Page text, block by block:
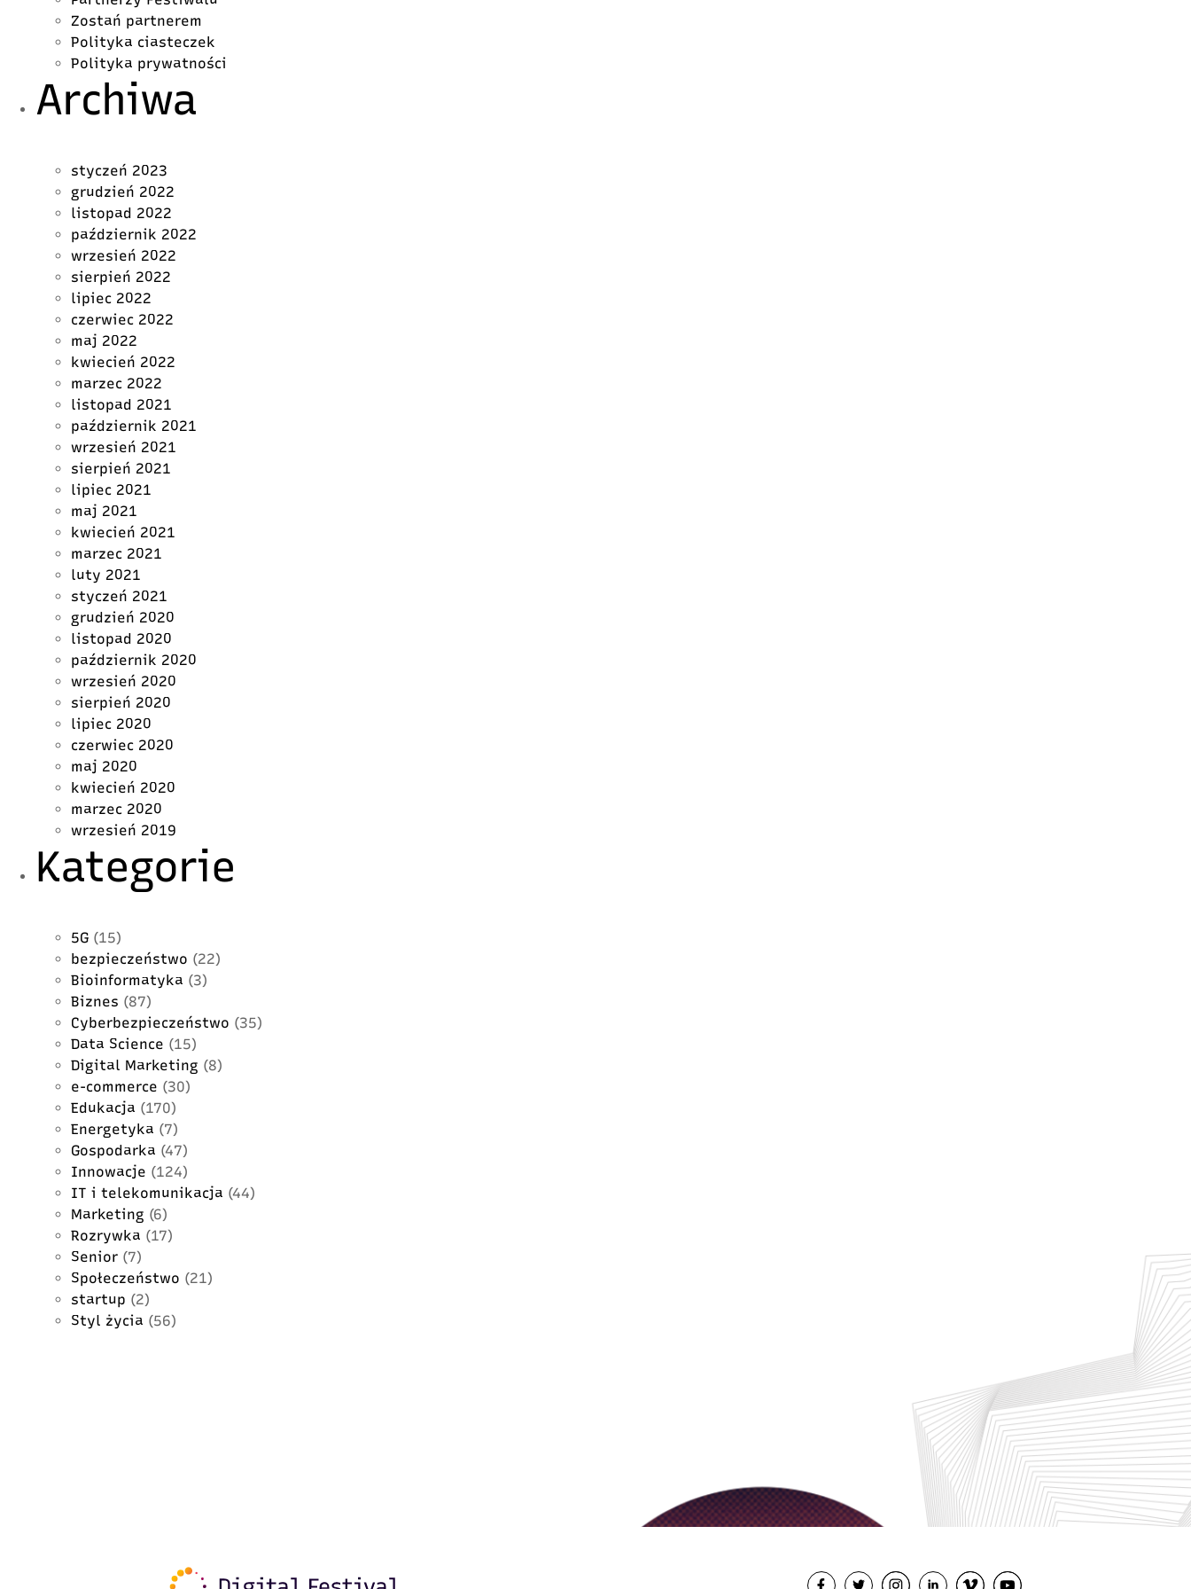
Zostań partnerem
Polityka ciasteczek
Polityka prywatności
Archiwa
styczeń 2023
grudzień 2022
listopad 2022
październik 2022
wrzesień 2022
sierpień 2022
lipiec 2022
czerwiec 2022
maj 2022
kwiecień 2022
marzec 2022
listopad 2021
październik 2021
wrzesień 2021
sierpień 2021
lipiec 2021
maj 2021
kwiecień 2021
marzec 2021
luty 2021
styczeń 2021
grudzień 2020
listopad 2020
październik 2020
wrzesień 2020
sierpień 2020
lipiec 2020
czerwiec 2020
maj 2020
kwiecień 2020
marzec 2020
wrzesień 2019
Kategorie
5G (15)
bezpieczeństwo (22)
Bioinformatyka (3)
Biznes (87)
Cyberbezpieczeństwo (35)
Data Science (15)
Digital Marketing (8)
e-commerce (30)
Edukacja (170)
Energetyka (7)
Gospodarka (47)
Innowacje (124)
IT i telekomunikacja (44)
Marketing (6)
Rozrywka (17)
Senior (7)
Społeczeństwo (21)
startup (2)
Styl życia (56)